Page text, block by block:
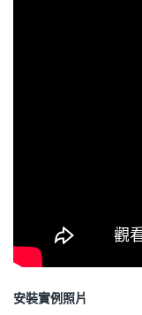
安裝實例照片